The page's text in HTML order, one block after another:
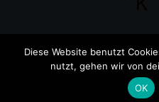
Copyright © All
Diese Website benutzt
nutzt, gehen wir von
OK